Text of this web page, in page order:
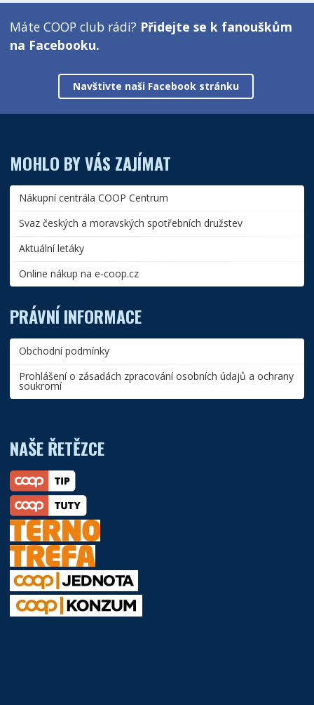
Máte COOP club rádi? Přidejte se k fanouškům
na Facebooku.
Navštivte naši Facebook stránku
MOHLO BY VÁS ZAJÍMAT
Nákupní centrála COOP Centrum
Svaz českých a moravských spotřebních družstev
Aktuální letáky
Online nákup na e-coop.cz
PRÁVNÍ INFORMACE
Obchodní podmínky
Prohlášení o zásadách zpracování osobních údajů a ochrany
soukromí
NAŠE ŘETĚZCE